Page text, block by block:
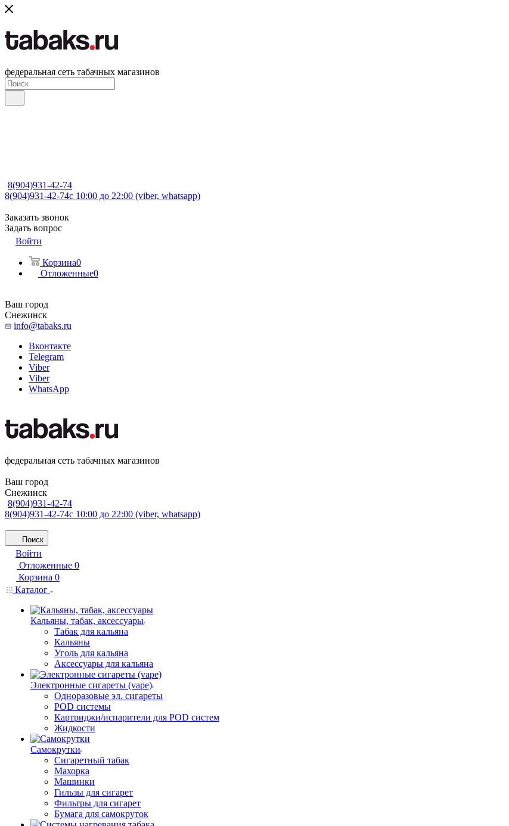
федеральная сеть табачных магазинов
8(904)931-42-74
8(904)931-42-74с 10:00 до 22:00 (viber, whatsapp)
Заказать звонок
Задать вопрос
Войти
Корзина0
Отложенные0
Ваш город
Снежинск
info@tabaks.ru
Вконтакте
Telegram
Viber
Viber
WhatsApp
федеральная сеть табачных магазинов
Ваш город
Снежинск
8(904)931-42-74
8(904)931-42-74с 10:00 до 22:00 (viber, whatsapp)
Поиск
Войти
Отложенные 0
Корзина 0
Каталог
Кальяны, табак, аксессуары
Табак для кальяна
Кальяны
Уголь для кальяна
Аксессуары для кальяна
Электронные сигареты (vape)
Одноразовые эл. сигареты
POD системы
Картриджи/испарители для POD систем
Жидкости
Самокрутки
Сигаретный табак
Махорка
Машинки
Гильзы для сигарет
Фильтры для сигарет
Бумага для самокруток